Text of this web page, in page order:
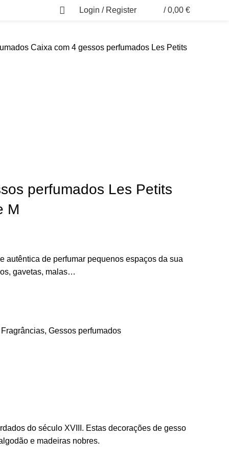
Login / Register / 0,00 €
Caixa com 4 gessos perfumados Les Petits
perfumados Les Petits
M
autêntica de perfumar pequenos espaços da sua
gavetas, malas…
Fragrâncias, Gessos perfumados
do século XVIII. Estas decorações de gesso
e madeiras nobres.